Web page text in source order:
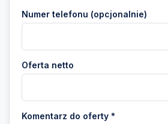
Numer telefonu (opcjonalnie)
Oferta netto
Komentarz do oferty *